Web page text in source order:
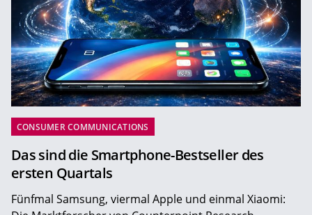
CONSUMER COMMUNICATIONS
Das sind die Smartphone-Bestseller des
ersten Quartals
Fünfmal Samsung, viermal Apple und einmal Xiaomi: